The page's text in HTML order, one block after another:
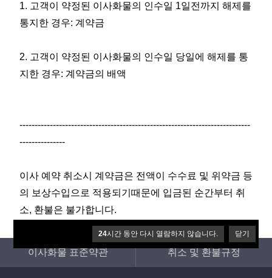
24시간 동안 다시 열람하지 않습니다. 닫기
24시간 동안 다시 열람하지 않습니다. 닫기
1. 고객이 약정된 이사화물의 인수일 1일전까지 해제를
통지한 경우: 계약금
2. 고객이 약정된 이사화물의 인수일 당일에 해제를 통
지한 경우: 계약금의 배액
----------------------------------------------------------------------------
---------------
이사 예약 취소시 계약금은 전액이 수수료 및 위약금 등
의 보상수입으로 적용되기때문에 입금된 순간부터 취
소, 환불은 불가합니다.
이사화물 표준약관 취소 및 환불규정